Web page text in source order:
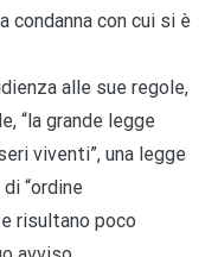
condanna con cui si è
alle sue regole,
“la grande legge
viventi”, una legge
“ordine
risultano poco